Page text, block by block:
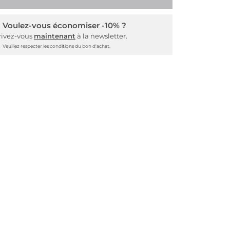
Voulez-vous économiser -10% ?
vous maintenant à la newsletter.
Veuillez respecter les conditions du bon d'achat.